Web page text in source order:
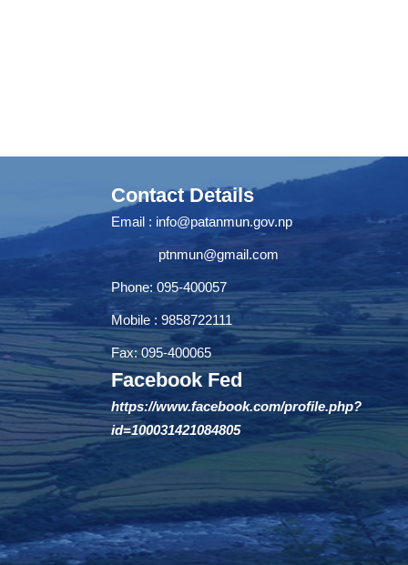
Contact Details
Email : info@patanmun.gov.np
ptnmun@gmail.com
Phone: 095-400057
Mobile : 9858722111
Fax: 095-400065
Facebook Fed
https://www.facebook.com/profile.php?
id=100031421084805